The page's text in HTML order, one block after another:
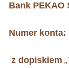
Bank PEKAO
Numer konta:
z dopiskiem